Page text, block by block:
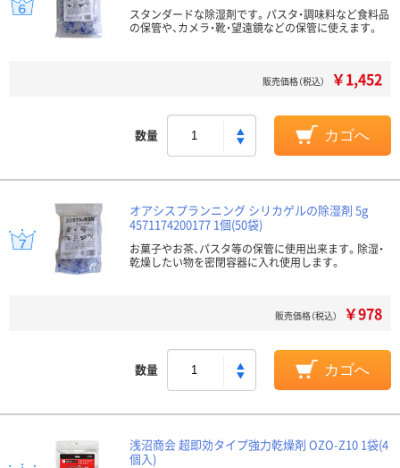
スタンダードな除湿剤です。パスタ・調味料など食料品
の保管や、カメラ・靴・望遠鏡などの保管に使えます。
販売価格（税込） ￥1,452
数量 カゴへ
オアシスプランニング シリカゲルの除湿剤 5g
4571174200177 1個(50袋)
お菓子やお茶、パスタ等の保管に使用出来ます。除湿・
乾燥したい物を密閉容器に入れ使用します。
販売価格（税込） ￥978
数量 カゴへ
浅沼商会 超即効タイプ強力乾燥剤 OZO-Z10 1袋(4
個入)